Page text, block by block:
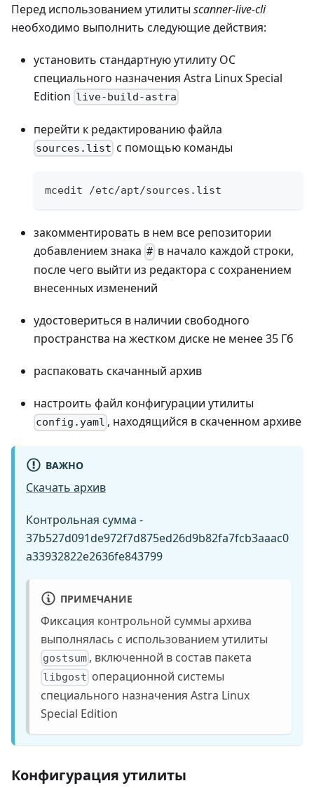
Перед использованием утилиты scanner-live-cli
необходимо выполнить следующие действия:
установить стандартную утилиту ОС
специального назначения Astra Linux Special
Edition live-build-astra
перейти к редактированию файла
sources.list с помощью команды
mcedit /etc/apt/sources.list
закомментировать в нем все репозитории
добавлением знака # в начало каждой строки,
после чего выйти из редактора с сохранением
внесенных изменений
удостовериться в наличии свободного
пространства на жестком диске не менее 35 Гб
распаковать скачанный архив
настроить файл конфигурации утилиты
config.yaml , находящийся в скаченном архиве
ВАЖНО
Скачать архив
Контрольная сумма -
37b527d091de972f7d875ed26d9b82fa7fcb3aaac0
a33932822e2636fe843799
ПРИМЕЧАНИЕ
Фиксация контрольной суммы архива
выполнялась с использованием утилиты
gostsum , включенной в состав пакета
libgost операционной системы
специального назначения Astra Linux
Special Edition
Конфигурация утилиты